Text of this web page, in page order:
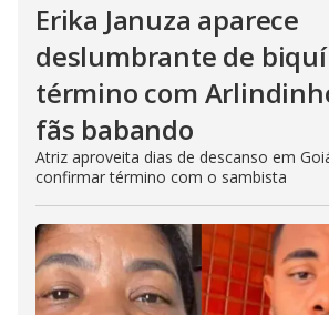
Erika Januza aparece
deslumbrante de
término com
fãs babando
Atriz aproveita dias de descanso em
confirmar término com o sambista